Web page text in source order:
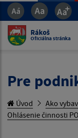
Rákoš
Oficiálna stránka
Pre
Úvod Ako
Ohlásenie činnosti PO